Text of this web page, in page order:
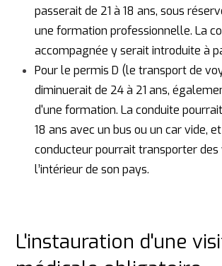
passerait de 21 à 18 ans, sous
une formation professionnelle. La
accompagnée y serait introduite à
Pour le permis D (le transport de
diminuerait de 24 à 21 ans,
d'une formation. La conduite
18 ans avec un bus ou un car vide,
conducteur pourrait transporter des
l’intérieur de son pays.
L'instauration d'une